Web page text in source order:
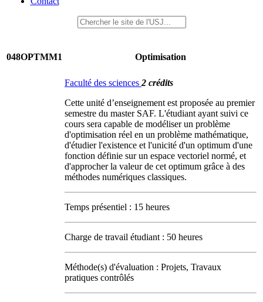
048OPTMM1 Optimisation
Faculté des sciences 2 crédits
Cette unité d’enseignement est proposée au premier
semestre du master SAF. L'étudiant ayant suivi ce
cours sera capable de modéliser un problème
d'optimisation réel en un problème mathématique,
d'étudier l'existence et l'unicité d'un optimum d'une
fonction définie sur un espace vectoriel normé, et
d'approcher la valeur de cet optimum grâce à des
méthodes numériques classiques.
Temps présentiel : 15 heures
Charge de travail étudiant : 50 heures
Méthode(s) d'évaluation : Projets, Travaux
pratiques contrôlés